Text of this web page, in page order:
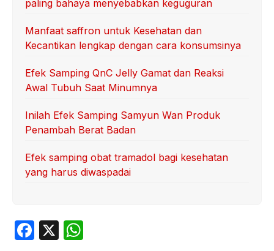
paling bahaya menyebabkan keguguran
Manfaat saffron untuk Kesehatan dan
Kecantikan lengkap dengan cara konsumsinya
Efek Samping QnC Jelly Gamat dan Reaksi
Awal Tubuh Saat Minumnya
Inilah Efek Samping Samyun Wan Produk
Penambah Berat Badan
Efek samping obat tramadol bagi kesehatan
yang harus diwaspadai
F
X